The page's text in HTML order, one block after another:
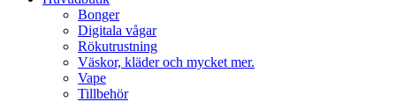
Bonger
Digitala vågar
Rökutrustning
Väskor, kläder och mycket mer.
Vape
Tillbehör